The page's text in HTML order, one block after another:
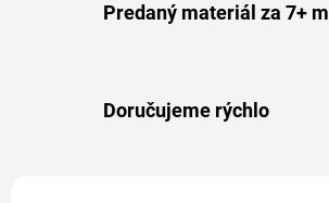
Predaný materiál za 7+
Doručujeme rýchlo